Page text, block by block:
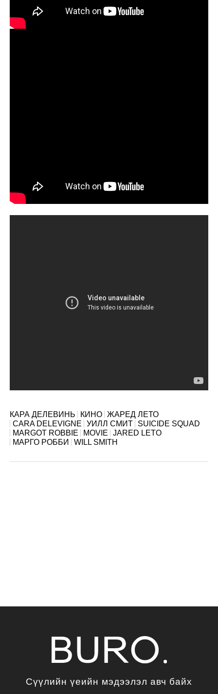
КАРА ДЕЛЕВИНЬ КИНО ЖАРЕД ЛЕТО
CARA DELEVIGNE
УИЛЛ СМИТ
SUICIDE SQUAD
MARGOT ROBBIE
MOVIE
JARED LETO
МАРГО РОББИ
WILL SMITH
Сүүлийн үеийн мэдээлэл авч байх